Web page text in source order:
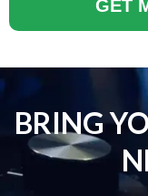
GET
BRING